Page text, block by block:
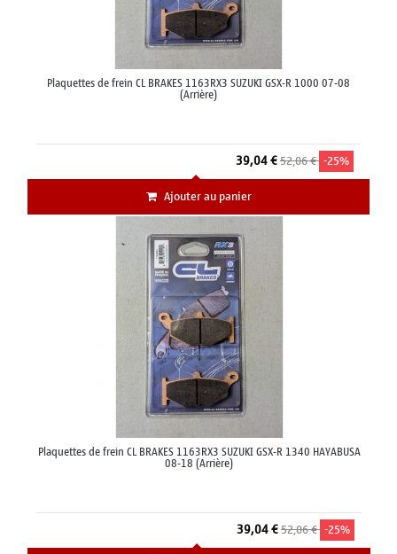
Plaquettes de frein CL BRAKES 1163RX3 SUZUKI GSX-R 1000 07-08
(Arrière)
39,04 €52,06 € -25%
Ajouter au panier
Plaquettes de frein CL BRAKES 1163RX3 SUZUKI GSX-R 1340 HAYABUSA
08-18 (Arrière)
39,04 €52,06 € -25%